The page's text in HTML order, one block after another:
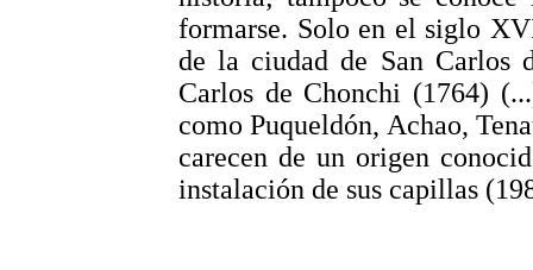
formarse. Solo en el siglo
de la ciudad de San Carlos
Carlos de Chonchi (1764)
como Puqueldón, Achao,
carecen de un origen
instalación de sus capillas